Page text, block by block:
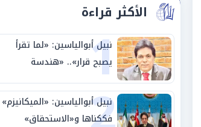
الأكثر قراءة
1
نبيل أبوالياسين: «لما تقرأ
يصبح قرار».. «هندسة
الاستثمار السيادي» بين «ربط
الجيب بالوطن» و«سيادة
الكلمة»
نبيل أبوالياسين: «الميكانيزم»
فككناها و«الاستحقاق»